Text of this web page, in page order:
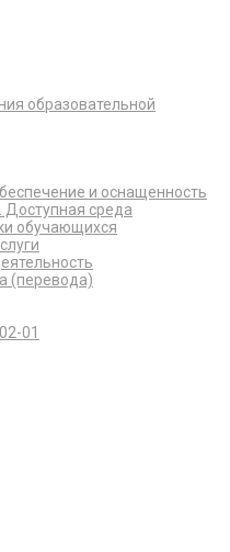
образовательной
и оснащенность
Доступная среда
обучающихся
(перевода)
01